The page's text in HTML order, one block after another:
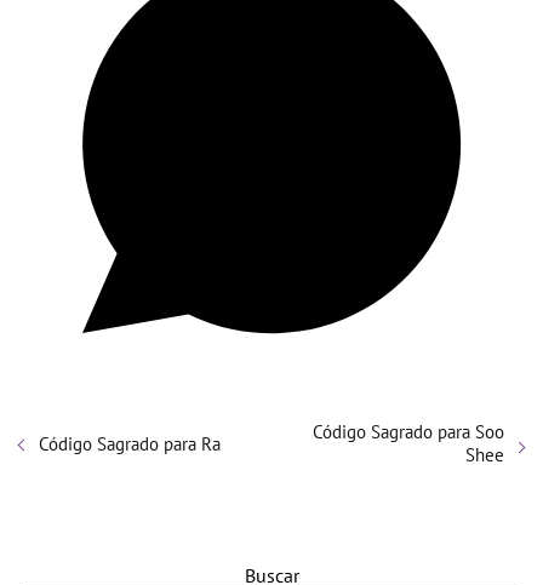
Código Sagrado para Ra
Código Sagrado para Soo
Shee
Buscar